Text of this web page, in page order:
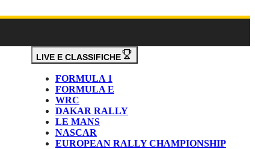
LIVE E CLASSIFICHE
FORMULA 1
FORMULA E
WRC
DAKAR RALLY
LE MANS
NASCAR
EUROPEAN RALLY CHAMPIONSHIP